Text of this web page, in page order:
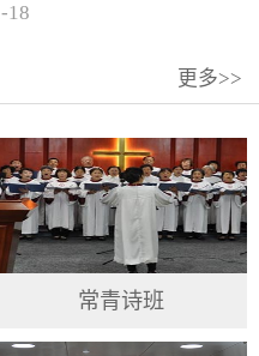
-18
更多>>
常青诗班